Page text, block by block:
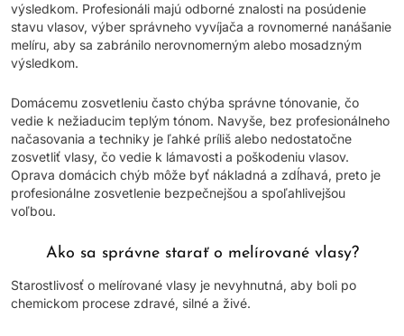
výsledkom. Profesionáli majú odborné znalosti na posúdenie
stavu vlasov, výber správneho vyvíjača a rovnomerné nanášanie
melíru, aby sa zabránilo nerovnomerným alebo mosadzným
výsledkom.
Domácemu zosvetleniu často chýba správne tónovanie, čo
vedie k nežiaducim teplým tónom. Navyše, bez profesionálneho
načasovania a techniky je ľahké príliš alebo nedostatočne
zosvetliť vlasy, čo vedie k lámavosti a poškodeniu vlasov.
Oprava domácich chýb môže byť nákladná a zdĺhavá, preto je
profesionálne zosvetlenie bezpečnejšou a spoľahlivejšou
voľbou.
Ako sa správne starať o melírované vlasy?
Starostlivosť o melírované vlasy je nevyhnutná, aby boli po
chemickom procese zdravé, silné a živé.